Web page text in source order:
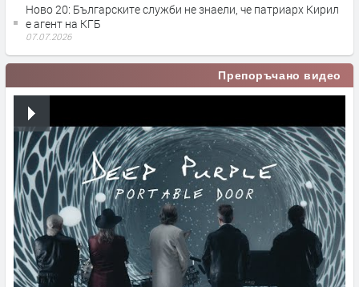
Ново 20: Българските служби не знаели, че патриарх Кирил
е агент на КГБ
07.07.2026
Препоръчано видео